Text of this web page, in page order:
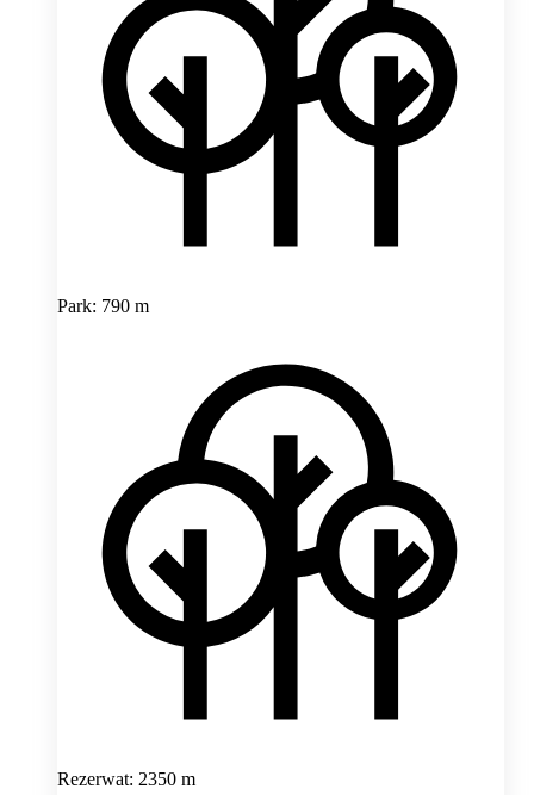
Park: 790 m
Rezerwat: 2350 m